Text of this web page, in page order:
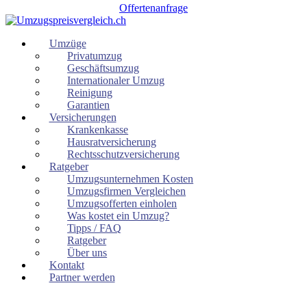
Offertenanfrage
Umzüge
Privatumzug
Geschäftsumzug
Internationaler Umzug
Reinigung
Garantien
Versicherungen
Krankenkasse
Hausratversicherung
Rechtsschutzversicherung
Ratgeber
Umzugsunternehmen Kosten
Umzugsfirmen Vergleichen
Umzugsofferten einholen
Was kostet ein Umzug?
Tipps / FAQ
Ratgeber
Über uns
Kontakt
Partner werden